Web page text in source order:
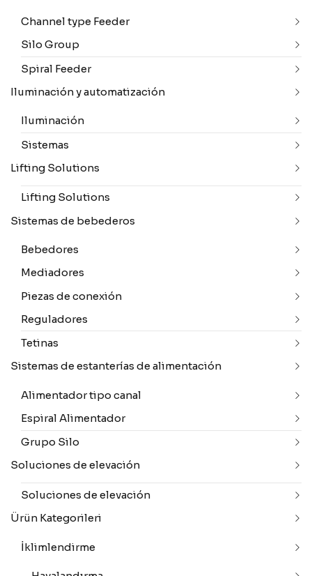
Channel type Feeder
Silo Group
Spiral Feeder
Iluminación y automatización
Iluminación
Sistemas
Lifting Solutions
Lifting Solutions
Sistemas de bebederos
Bebedores
Mediadores
Piezas de conexión
Reguladores
Tetinas
Sistemas de estanterías de alimentación
Alimentador tipo canal
Espiral Alimentador
Grupo Silo
Soluciones de elevación
Soluciones de elevación
Ürün Kategorileri
İklimlendirme